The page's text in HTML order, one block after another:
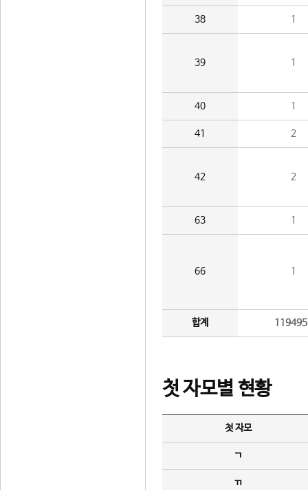
38 1
39 1
40 1
41 2
42 2
63 1
66 1
합계
첫 자모별 현황
첫 자모
ㄱ
ㄲ